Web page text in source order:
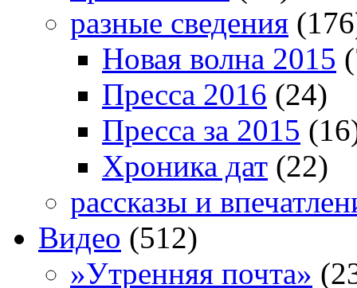
разные сведения
Новая волна 2015
Пресса 2016 (24)
Пресса за 2015
Хроника дат (22)
рассказы и
Видео (512)
»Утренняя почта»